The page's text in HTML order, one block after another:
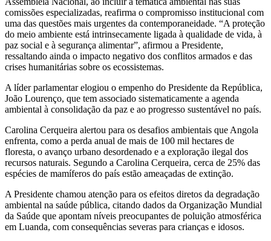
comissões especializadas, reafirma o compromisso institucional com
uma das questões mais urgentes da contemporaneidade. “A proteção
do meio ambiente está intrinsecamente ligada à qualidade de vida, à
paz social e à segurança alimentar”, afirmou a Presidente,
ressaltando ainda o impacto negativo dos conflitos armados e das
crises humanitárias sobre os ecossistemas.
A líder parlamentar elogiou o empenho do Presidente da República,
João Lourenço, que tem associado sistematicamente a agenda
ambiental à consolidação da paz e ao progresso sustentável no país.
Carolina Cerqueira alertou para os desafios ambientais que Angola
enfrenta, como a perda anual de mais de 100 mil hectares de
floresta, o avanço urbano desordenado e a exploração ilegal dos
recursos naturais. Segundo a Carolina Cerqueira, cerca de 25% das
espécies de mamíferos do país estão ameaçadas de extinção.
A Presidente chamou atenção para os efeitos diretos da degradação
ambiental na saúde pública, citando dados da Organização Mundial
da Saúde que apontam níveis preocupantes de poluição atmosférica
em Luanda, com consequências severas para crianças e idosos.